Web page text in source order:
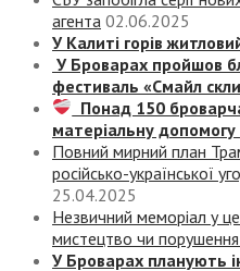
агента 02.06.2025
У Калиті горів
У Броварах пройшов
фестиваль «Смайл
Понад 150
матеріальну допомогу
Повний мирний план
російсько-української
25.04.2025
Незвичний меморіал у
мистецтво чи
У Броварах планують